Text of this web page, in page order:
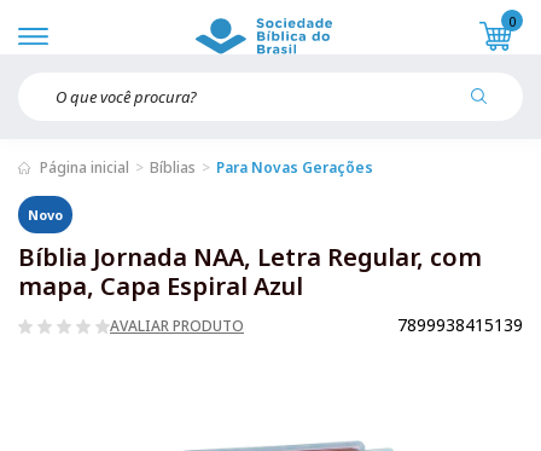
0
Página inicial Bíblias Para Novas Gerações
Novo
Bíblia Jornada NAA, Letra Regular, com
mapa, Capa Espiral Azul
AVALIAR PRODUTO 7899938415139